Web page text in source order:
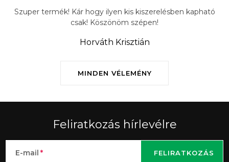
MINDEN VÉLEMÉNY
Szuper termék! Kár hogy ilyen kis kiszerelésben kapható
csak! Köszönöm szépen!
Horváth Krisztián
Feliratkozás hírlevélre
E-mail FELIRATKOZÁS